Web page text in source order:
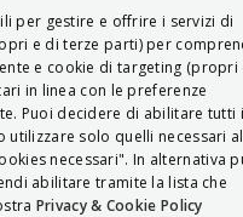
ITALIAN
ENGLISH
FRENCH
HUNGARIAN
DEUTSCH
per gestire e offrire i servizi di
e di terze parti) per
e cookie di targeting (propri
in linea con le preferenze
Puoi decidere di abilitare tutti i
utilizzare solo quelli necessari al
necessari". In alternativa
abilitare tramite la lista che
Privacy & Cookie Policy